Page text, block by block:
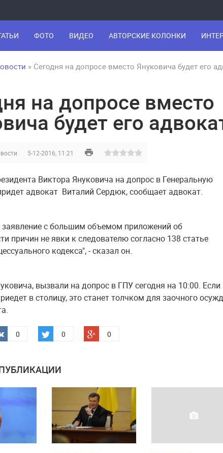
ФОТО ВИДЕО АВТОРСКИЕ КОЛОНКИ
» Сегодня на допросе вместо Януковича будет его
на допросе вместо
будет его
5-12-2016, 11:21
Виктора Януковича на допрос в Генеральную
адвокат Виталий Сердюк, сообщает адвокат.
заявление с большим объемом приложений об
причин не явки к следователю согласно 138 статье
кодекса", - сказал он.
вызвали на допрос в ГПУ сегодня на 10:00. Если
в столицу, это станет толчком для заочного
0 0 0